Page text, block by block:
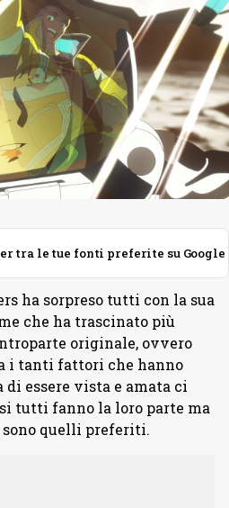
tra le tue fonti preferite su Google
ha sorpreso tutti con la sua
che ha trascinato più
originale, ovvero
i tanti fattori che hanno
di essere vista e amata ci
tutti fanno la loro parte ma
quelli preferiti.